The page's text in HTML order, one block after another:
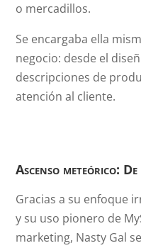
o mercadillos.
Se encargaba ella
negocio: desde el
descripciones de
atención al cliente.
Ascenso meteórico:
Gracias a su enfoque
y su uso pionero de
marketing, Nasty Gal